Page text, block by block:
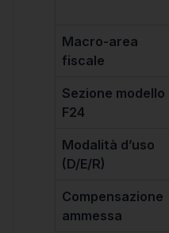
Macro-area
fiscale
Sezione modello
F24
Modalità d’uso
(D/E/R)
Compensazione
ammessa